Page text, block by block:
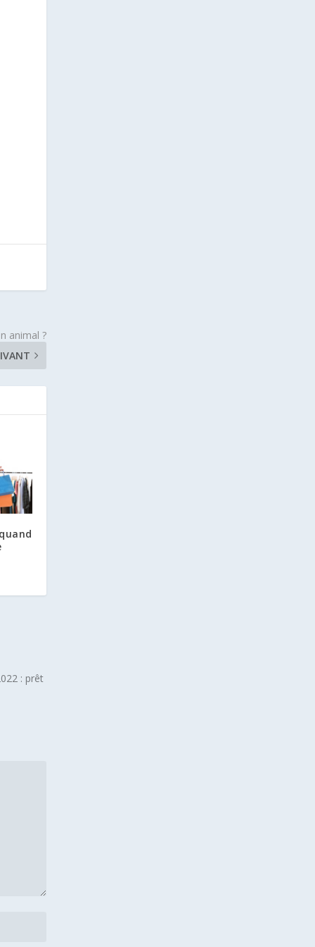
animal ?
: prêt